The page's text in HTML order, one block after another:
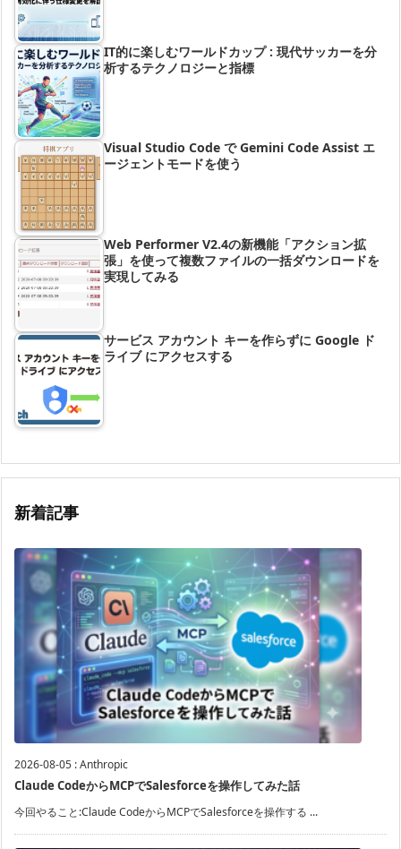
IT的に楽しむワールドカップ : 現代サッカーを分
析するテクノロジーと指標
Visual Studio Code で Gemini Code Assist エ
ージェントモードを使う
Web Performer V2.4の新機能「アクション拡
張」を使って複数ファイルの一括ダウンロードを
実現してみる
サービス アカウント キーを作らずに Google ド
ライブ にアクセスする
新着記事
2026-08-05 :Anthropic
Claude CodeからMCPでSalesforceを操作してみた話
今回やること:Claude CodeからMCPでSalesforceを操作する ...